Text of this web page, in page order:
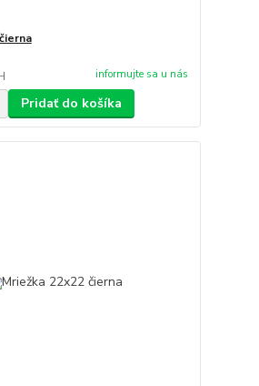
informujte sa u nás
Pridať do košíka